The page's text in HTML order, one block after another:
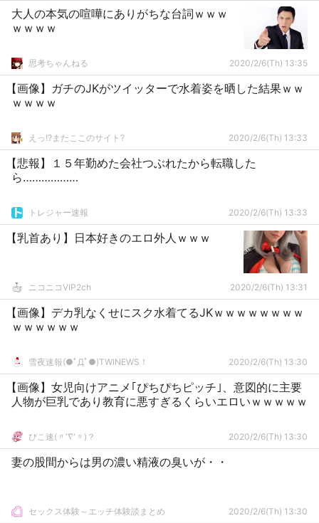
大人の本気の喧嘩にありがちな台詞ｗｗｗ
ｗｗｗｗ
思考ちゃんねる 2020/2/6(Th) 13:35
【画像】ガチのJKがツイッターで水着姿を晒した結果ｗｗ
ｗｗｗｗ
えっ!?またここのサイト? 2020/2/6(Th) 13:33
【悲報】１５年勤めた会社つぶれたから転職した
ら………………
トレジャー速報 2020/2/6(Th) 13:33
【乳首あり】日本好きのエロ外人ｗｗｗ
ニコニコVIP2ch 2020/2/6(Th) 13:31
【画像】デカ乳なくせにスク水着てるJKｗｗｗｗｗｗｗｗ
ｗｗｗｗｗｗ
雪夜速報(●ﾟДﾟ●)TWINEWS！ 2020/2/6(Th) 13:30
【画像】女児向けアニメ｢ぴちぴちピッチ｣、意図的に主要
人物が巨乳であり教育に悪すぎるくらいエロいｗｗｗｗｗ
ぴこ速(〃'∇'〃)？ 2020/2/6(Th) 13:30
妻の股間からは男の濃い精液の臭いが・・
セックス体験～エッチ体験談まとめ 2020/2/6(Th) 13:30